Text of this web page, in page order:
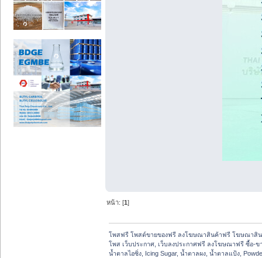
หน้า: [1]
โพสฟรี โพสต์ขายของฟรี ลงโฆษณาสินค้าฟรี โฆษณาสิ
โพส เว็บประกาศ, เว็บลงประกาศฟรี ลงโฆษณาฟรี ซื้อ-ข
น้ำตาลไอซิ่ง, Icing Sugar, น้ำตาลผง, น้ำตาลแป้ง,